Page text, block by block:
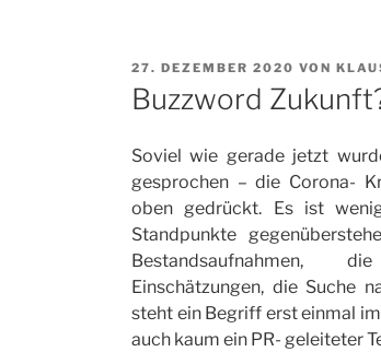
VERÖFFENTLICHT
AM
27. DEZEMBER 2020 VON
Buzzword
Soviel wie gerade jetzt
gesprochen – die Corona-
oben gedrückt. Es ist
Standpunkte
Bestandsaufnahmen,
Einschätzungen, die Suche
steht ein Begriff erst einmal
auch kaum ein PR- geleiteter